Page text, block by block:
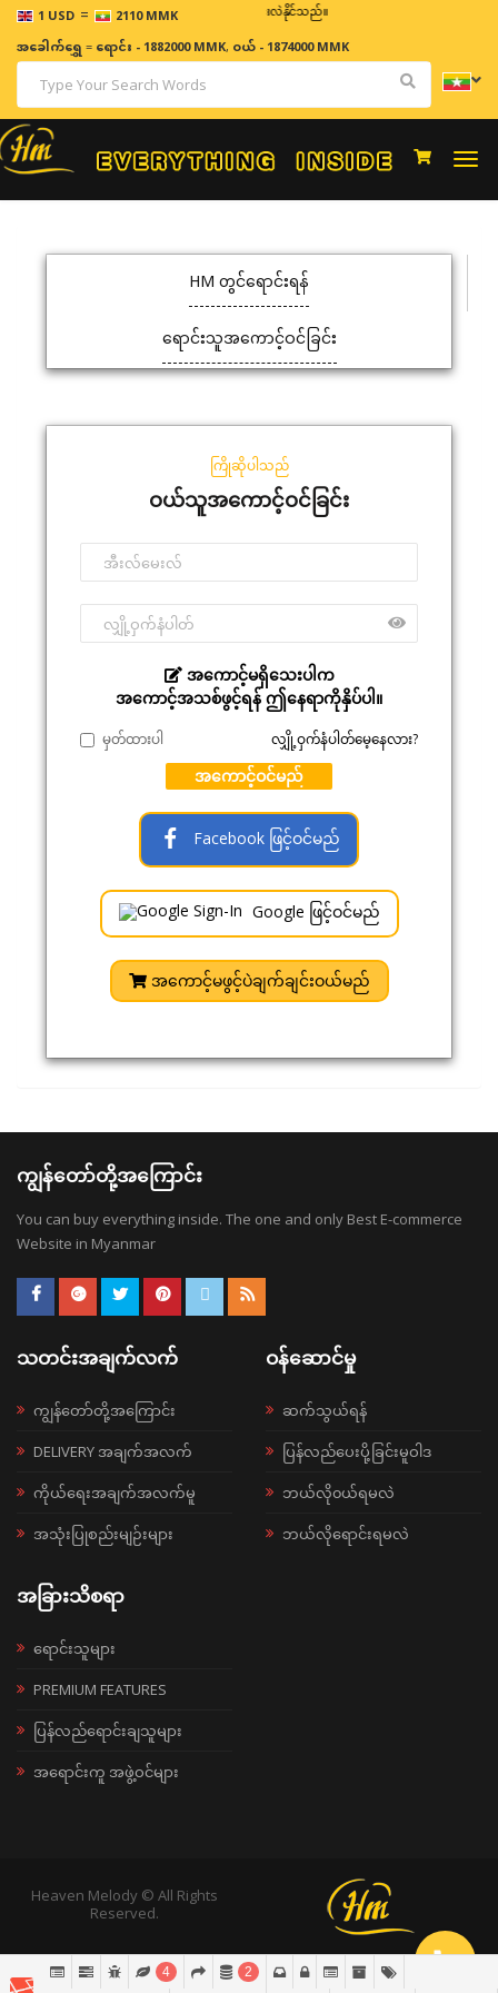
1 USD = 2110 MMK
ဈေးနှုန်းများသည် အချိန်နှင့် အမျှပြောင်းလဲနိုင်သည်။
အခေါက်ရွှေ=ရောင်း - 1882000 MMK, ဝယ် - 1874000 MMK
HM တွင်ရောင်းရန်
ရောင်းသူအကောင့်ဝင်ခြင်း
ကြိုဆိုပါသည်
ဝယ်သူအကောင့်ဝင်ခြင်း
အကောင့်မရှိသေးပါက
အကောင့်အသစ်ဖွင့်ရန် ဤနေရာကိုနှိပ်ပါ။
မှတ်ထားပါ လျှို့ဝှက်နံပါတ်မေ့နေလား?
အကောင့်ဝင်မည်
Facebook ဖြင့်ဝင်မည်
Google ဖြင့်ဝင်မည်
အကောင့်မဖွင့်ပဲချက်ချင်းဝယ်မည်
ကျွန်တော်တို့အကြောင်း
You can buy everything inside. The one and only Best E-commerce
Website in Myanmar
သတင်းအချက်လက်
ကျွန်တော်တို့အကြောင်း
DELIVERY အချက်အလက်
ကိုယ်ရေးအချက်အလက်မူ
အသုံးပြုစည်းမျဉ်းများ
ဝန်ဆောင်မှု
ဆက်သွယ်ရန်
ပြန်လည်ပေးပို့ခြင်းမူဝါဒ
ဘယ်လို၀ယ်ရမလဲ
ဘယ်လိုရောင်းရမလဲ
အခြားသိစရာ
ရောင်းသူများ
PREMIUM FEATURES
ပြန်လည်ရောင်းချသူများ
အရောင်းကူ အဖွဲ့ဝင်များ
Heaven Melody © All Rights
Reserved.
4 2